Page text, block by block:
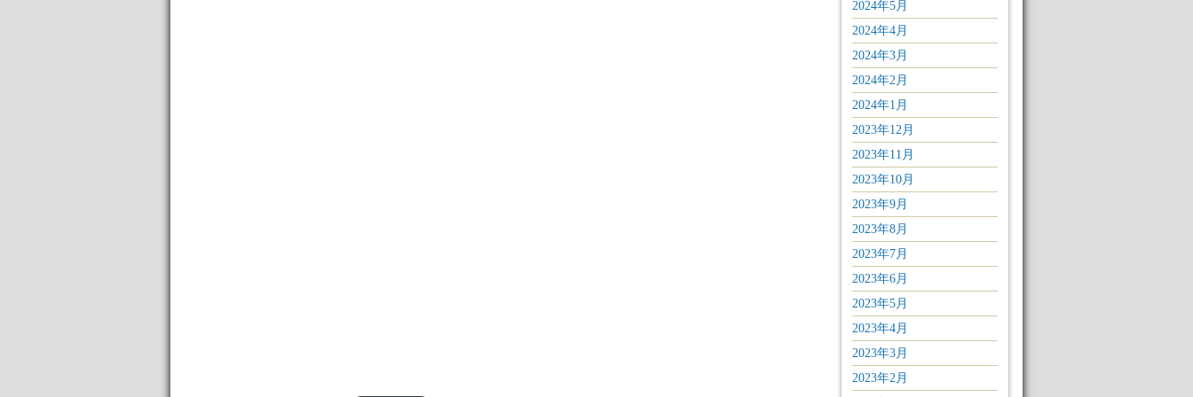
2024年5月
2024年4月
2024年3月
2024年2月
2024年1月
2023年12月
2023年11月
2023年10月
2023年9月
2023年8月
2023年7月
2023年6月
2023年5月
2023年4月
2023年3月
2023年2月